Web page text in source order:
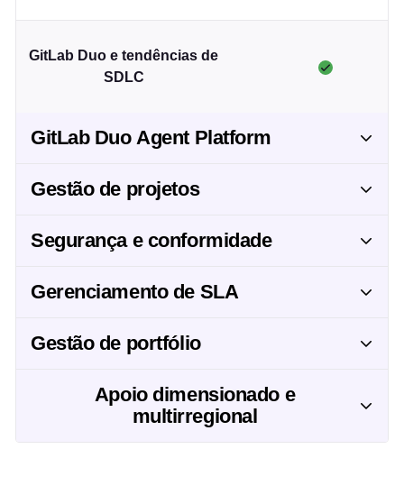
GitLab Duo e tendências de
SDLC
GitLab Duo Agent Platform
Gestão de projetos
Segurança e conformidade
Gerenciamento de SLA
Gestão de portfólio
Apoio dimensionado e
multirregional